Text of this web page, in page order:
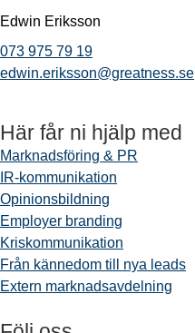
Edwin Eriksson
073 975 79 19
edwin.eriksson@greatness.se
Här får ni hjälp med
Marknadsföring & PR
IR-kommunikation
Opinionsbildning
Employer branding
Kriskommunikation
Från kännedom till nya leads
Extern marknadsavdelning